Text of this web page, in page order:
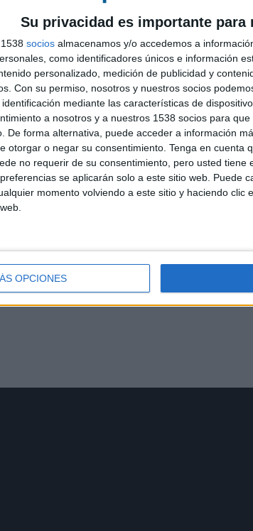
Su privacidad es importante para
socios almacenamos y/o accedemos a
como identificadores únicos e información
personalizado, medición de publicidad y
Con su permiso, nosotros y nuestros socios
mediante las características de
a nosotros y a nuestros 1538 socios para
De forma alternativa, puede acceder a información
otorgar o negar su consentimiento. Tenga en cuenta
no requerir de su consentimiento, pero usted tiene
se aplicarán solo a este sitio web. Puede
momento volviendo a este sitio y haciendo clic
OPCIONES